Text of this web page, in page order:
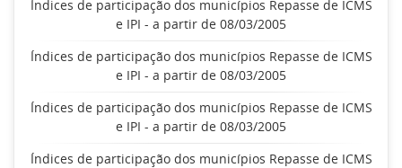
Índices de participação dos municípios Repasse de ICMS
e IPI - a partir de 08/03/2005
Índices de participação dos municípios Repasse de ICMS
e IPI - a partir de 08/03/2005
Índices de participação dos municípios Repasse de ICMS
e IPI - a partir de 08/03/2005
Índices de participação dos municípios Repasse de ICMS